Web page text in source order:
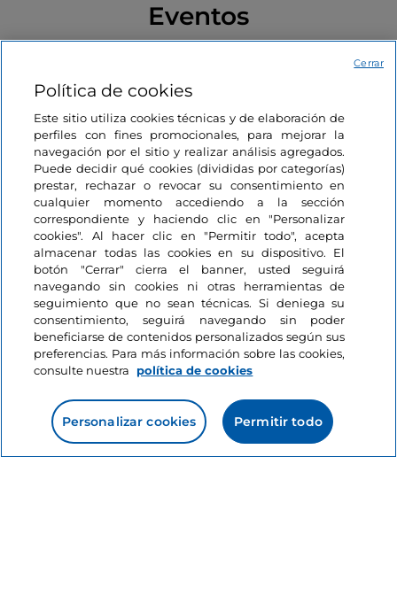
Eventos
Baselitz. Avanti!
Toscana, Florencia
Un Parco di Musica
storie
Toscana, Pratolino
Información del sitio
Política de cookies
Este sitio utiliza cookies técnicas y de elaboración de
perfiles con fines promocionales, para mejorar la
navegación por el sitio y realizar análisis agregados.
Puede decidir qué cookies (divididas por categorías)
prestar, rechazar o revocar su consentimiento en
cualquier momento accediendo a la sección
correspondiente y haciendo clic en "Personalizar
cookies". Al hacer clic en "Permitir todo", acepta
almacenar todas las cookies en su dispositivo. El
botón "Cerrar" cierra el banner, usted seguirá
navegando sin cookies ni otras herramientas de
seguimiento que no sean técnicas. Si deniega su
consentimiento, seguirá navegando sin poder
beneficiarse de contenidos personalizados según sus
preferencias. Para más información sobre las cookies,
consulte nuestra
política de cookies
Personalizar cookies Permitir todo
Cerrar